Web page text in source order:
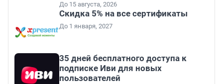
До 15 августа, 2026
Скидка 5% на все сертификаты
До 1 января, 2027
35 дней бесплатного доступа к
подписке Иви для новых
пользователей